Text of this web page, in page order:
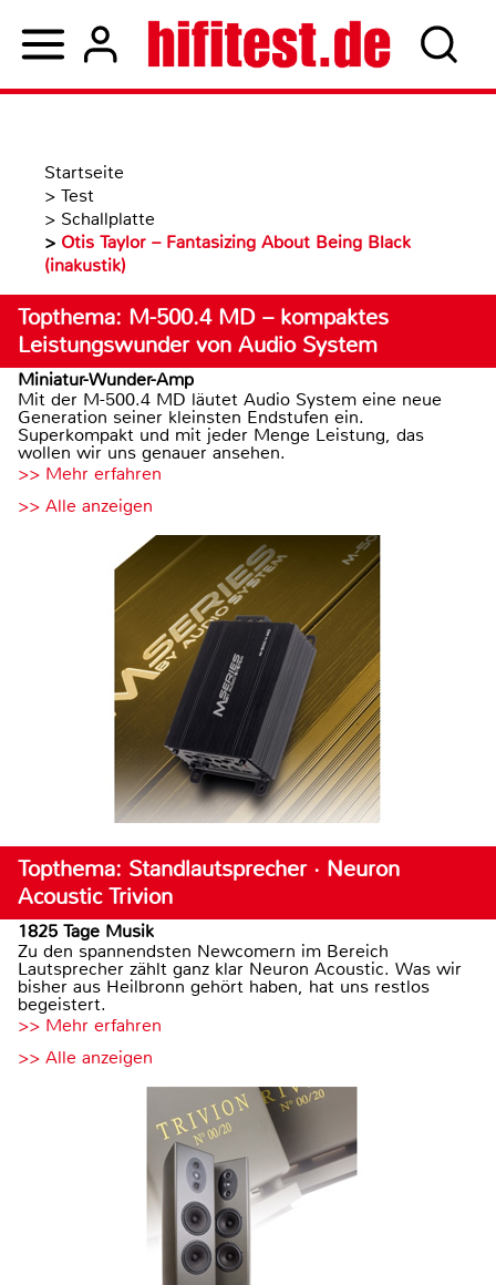
Startseite
> Test
> Schallplatte
> Otis Taylor – Fantasizing About Being Black
(inakustik)
Topthema: M-500.4 MD – kompaktes
Leistungswunder von Audio System
Miniatur-Wunder-Amp
Mit der M-500.4 MD läutet Audio System eine neue
Generation seiner kleinsten Endstufen ein.
Superkompakt und mit jeder Menge Leistung, das
wollen wir uns genauer ansehen.
>> Mehr erfahren
>> Alle anzeigen
Topthema: Standlautsprecher · Neuron
Acoustic Trivion
1825 Tage Musik
Zu den spannendsten Newcomern im Bereich
Lautsprecher zählt ganz klar Neuron Acoustic. Was wir
bisher aus Heilbronn gehört haben, hat uns restlos
begeistert.
>> Mehr erfahren
>> Alle anzeigen